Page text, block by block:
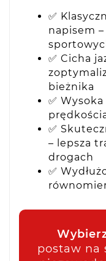
✅
napisem
✅ Cicha
bieżnika
✅
✅
– lepsza
drogach
✅
postaw na